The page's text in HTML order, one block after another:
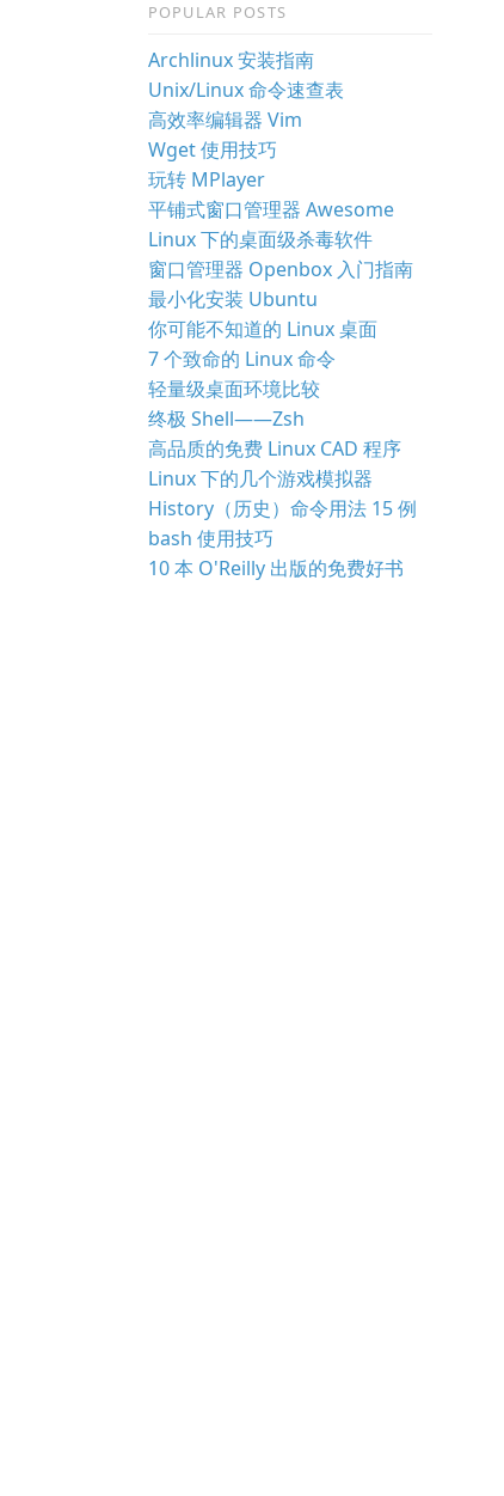
POPULAR POSTS
Archlinux 安装指南
Unix/Linux 命令速查表
高效率编辑器 Vim
Wget 使用技巧
玩转 MPlayer
平铺式窗口管理器 Awesome
Linux 下的桌面级杀毒软件
窗口管理器 Openbox 入门指南
最小化安装 Ubuntu
你可能不知道的 Linux 桌面
7 个致命的 Linux 命令
轻量级桌面环境比较
终极 Shell——Zsh
高品质的免费 Linux CAD 程序
Linux 下的几个游戏模拟器
History（历史）命令用法 15 例
bash 使用技巧
10 本 O'Reilly 出版的免费好书